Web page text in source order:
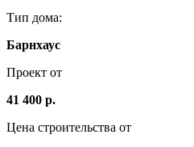
Тип дома:
Барнхаус
Проект от
41 400 р.
Цена строительства от